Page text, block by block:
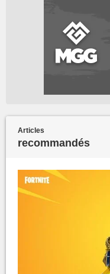
Articles
recommandés